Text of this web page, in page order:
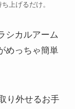
上げるだけ。
シカルアーム
めっちゃ簡単
り外せるお手